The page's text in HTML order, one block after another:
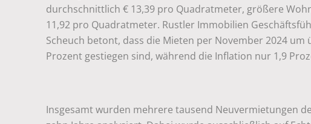
durchschnittlich € 13,39 pro Quadratmeter, größere
11,92 pro Quadratmeter. Rustler Immobilien
Scheuch betont, dass die Mieten per November 2024 um
Prozent gestiegen sind, während die Inflation nur 1,9
Insgesamt wurden mehrere tausend Neuvermietungen